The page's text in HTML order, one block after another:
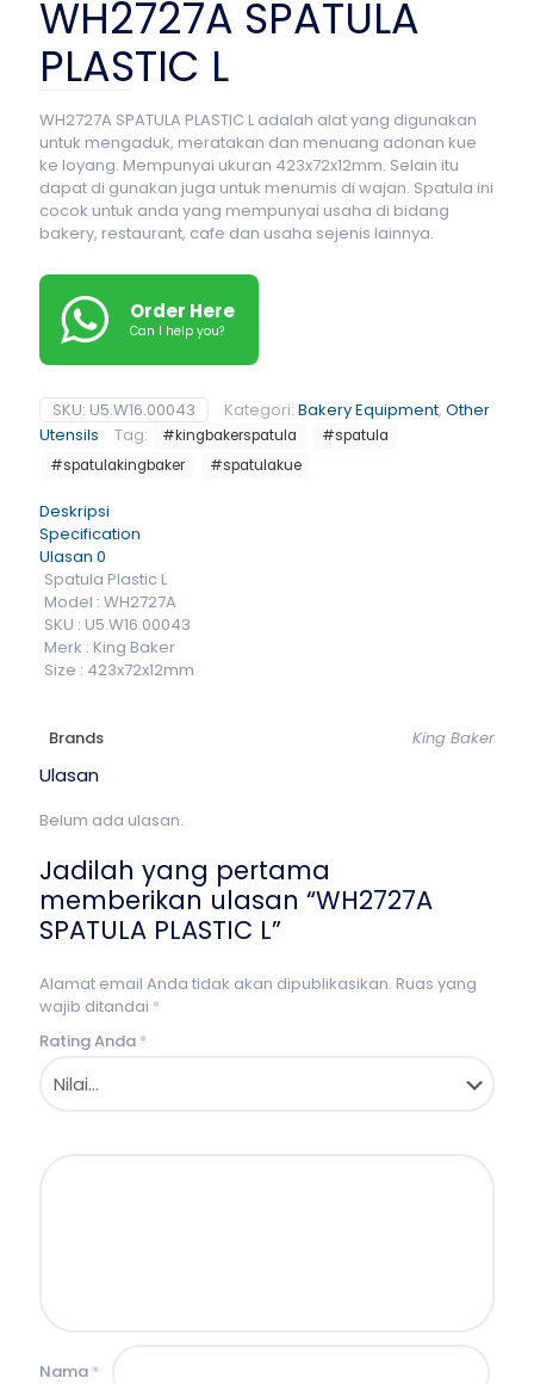
WH2727A SPATULA
PLASTIC L
WH2727A SPATULA PLASTIC L adalah alat yang digunakan
untuk mengaduk, meratakan dan menuang adonan kue
ke loyang. Mempunyai ukuran 423x72x12mm. Selain itu
dapat di gunakan juga untuk menumis di wajan. Spatula ini
cocok untuk anda yang mempunyai usaha di bidang
bakery, restaurant, cafe dan usaha sejenis lainnya.
Order Here
Can I help you?
SKU: U5.W16.00043 Kategori: Bakery Equipment, Other
Utensils
Tag: #kingbakerspatula
#spatula
#spatulakingbaker
#spatulakue
Deskripsi
Specification
Ulasan 0
Spatula Plastic L
Model : WH2727A
SKU : U5.W16.00043
Merk : King Baker
Size : 423x72x12mm
Brands King Baker
Ulasan
Belum ada ulasan.
Jadilah yang pertama
memberikan ulasan “WH2727A
SPATULA PLASTIC L”
Alamat email Anda tidak akan dipublikasikan. Ruas yang
wajib ditandai *
Rating Anda *
Nama *